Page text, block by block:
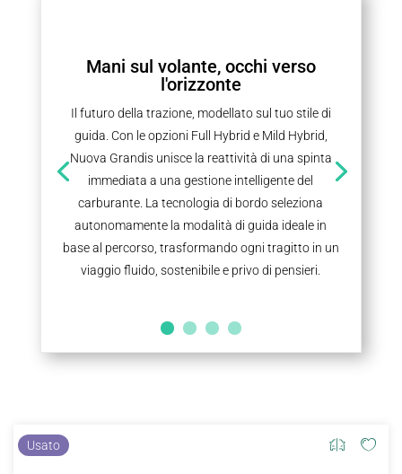
Mani sul volante, occhi verso
l'orizzonte
Il futuro della trazione, modellato sul tuo stile di
guida. Con le opzioni Full Hybrid e Mild Hybrid,
Nuova Grandis unisce la reattività di una spinta
immediata a una gestione intelligente del
carburante. La tecnologia di bordo seleziona
autonomamente la modalità di guida ideale in
base al percorso, trasformando ogni tragitto in un
viaggio fluido, sostenibile e privo di pensieri.
Usato